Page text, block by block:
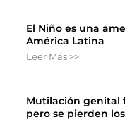
El Niño es una
América Latina
Leer Más >>
Mutilación genital
pero se pierden